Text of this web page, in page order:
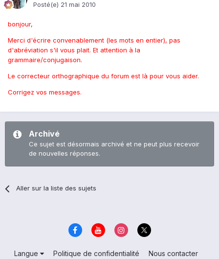
Posté(e) 21 mai 2010
bonjour,
Merci d'écrire convenablement (les mots en entier), pas
d'abréviation s'il vous plait. Et attention à la
grammaire/conjugaison.
Le correcteur orthographique du forum est là pour vous aider.
Corrigez vos messages.
Archivé
Ce sujet est désormais archivé et ne peut plus recevoir
de nouvelles réponses.
Aller sur la liste des sujets
Langue Politique de confidentialité Nous contacter